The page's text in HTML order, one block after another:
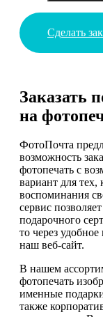
Сделать
Заказать
на
ФотоПочта
возможность
фотопечать с
вариант для тех,
воспоминания
сервис
подарочного
то через
наш веб-сайт.
В нашем
фотопечать
именные
также